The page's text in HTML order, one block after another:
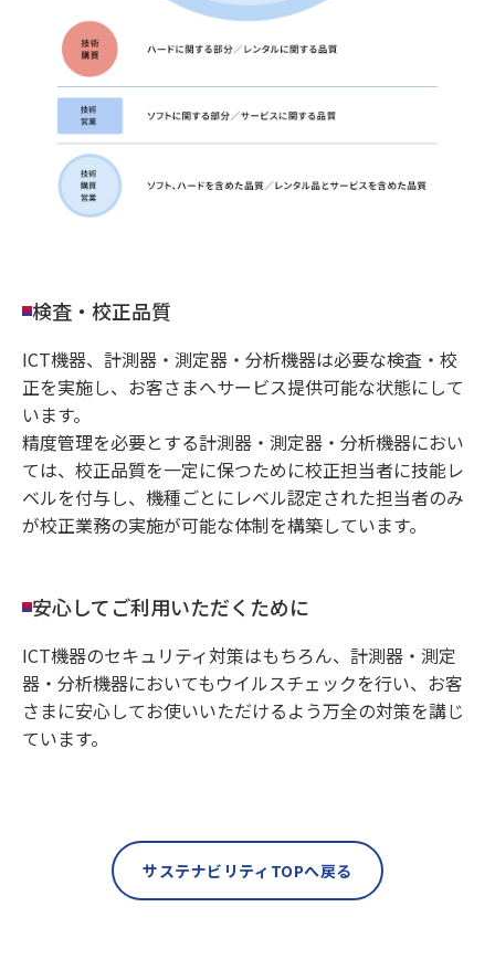
検査・校正品質
ICT機器、計測器・測定器・分析機器は必要な検査・校
正を実施し、お客さまへサービス提供可能な状態にして
います。
精度管理を必要とする計測器・測定器・分析機器におい
ては、校正品質を一定に保つために校正担当者に技能レ
ベルを付与し、機種ごとにレベル認定された担当者のみ
が校正業務の実施が可能な体制を構築しています。
安心してご利用いただくために
ICT機器のセキュリティ対策はもちろん、計測器・測定
器・分析機器においてもウイルスチェックを行い、お客
さまに安心してお使いいただけるよう万全の対策を講じ
ています。
サステナビリティTOPへ戻る